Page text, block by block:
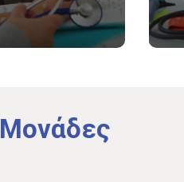
Μονάδες